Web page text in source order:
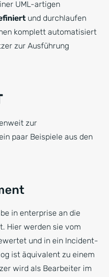
UML-artigen
und durchlaufen
komplett automatisiert
zur Ausführung
zur
paar Beispiele aus den
in enterprise an die
Hier werden sie vom
und in ein Incident-
ist äquivalent zu einem
wird als Bearbeiter im